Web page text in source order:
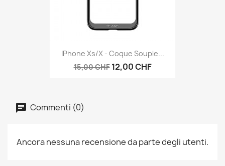
IPhone Xs/X - Coque Souple...
15,00 CHF 12,00 CHF
Commenti (0)
Ancora nessuna recensione da parte degli utenti.